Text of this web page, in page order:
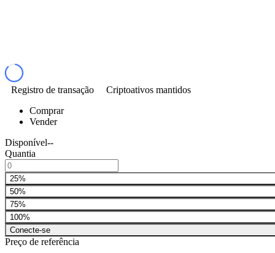
Registro de transação
Criptoativos mantidos
Comprar
Vender
Disponível--
Quantia
25%
50%
75%
100%
Conecte-se
Preço de referência